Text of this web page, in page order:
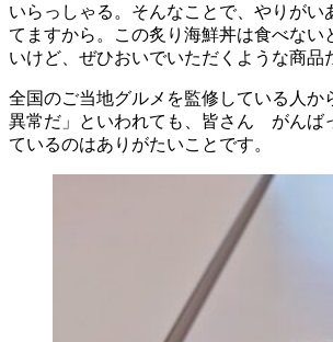
いらっしゃる。そんなことで、やりがい
てますから。この炙り海鮮丼は食べない
いけど、ぜひおいでいただくような商品
全国のご当地グルメを監修している人か
異常だ」といわれても、皆さん がんば
ているのはありがたいことです。